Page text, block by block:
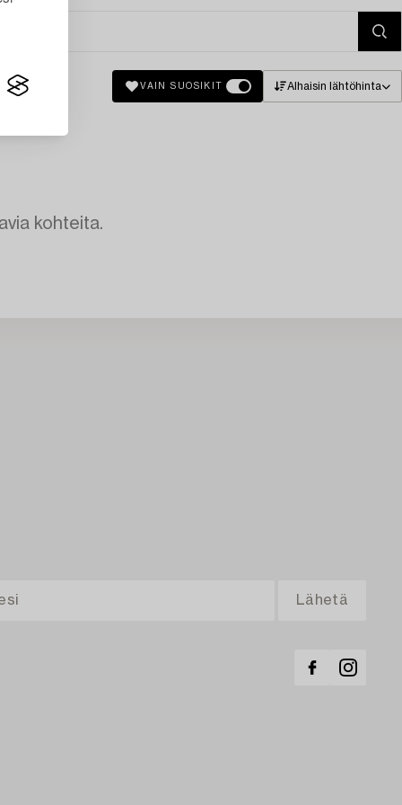
VAIN SUOSIKIT Alhaisin lähtöhinta
kohteita.